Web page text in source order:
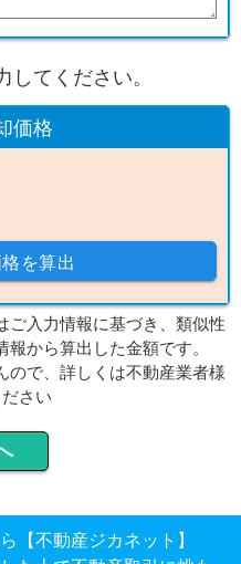
てください。
価格
を算出
入力情報に基づき、類似性
から算出した金額です。
ので、詳しくは不動産業者様
さい
【不動産ジカネット】